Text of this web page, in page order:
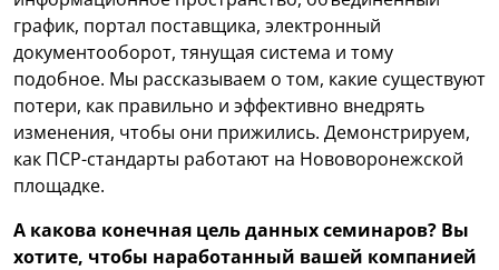
график, портал поставщика, электронный
документооборот, тянущая система и тому
подобное. Мы рассказываем о том, какие существуют
потери, как правильно и эффективно внедрять
изменения, чтобы они прижились. Демонстрируем,
как ПСР-стандарты работают на Нововоронежской
площадке.
А какова конечная цель данных семинаров? Вы
хотите, чтобы наработанный вашей компанией